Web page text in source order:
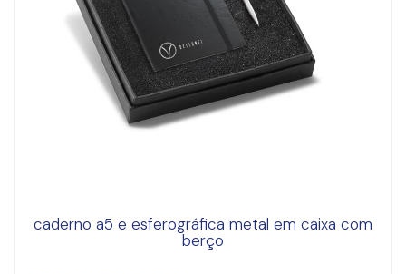
caderno a5 e esferográfica metal em caixa com
berço